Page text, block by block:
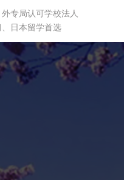
专局认可学校法人
、日本留学首选